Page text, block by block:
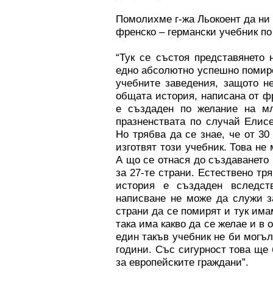
Помолихме г-жа Льокоент да ни
френско – германски учебник
“Тук се състоя
едно абсолютно успешно
учебните заведения, защото
общата история, написана от
е създаден по желание на
празненствата по случай
Но трябва да се знае, че от 30
изготвят този учебник. Това
А що се отнася до
за 27-те страни. Естествено
история е създаден
написване не може да служи
страни да се помирят и тук
така има какво да се желае и
един такъв учебник не би
години. Със сигурност това
за европейските граждани”.